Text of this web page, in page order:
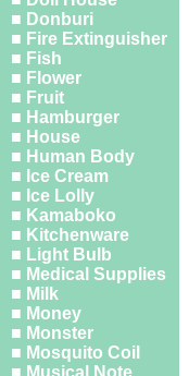
■ Donburi
■ Fire Extinguisher
■ Fish
■ Flower
■ Fruit
■ Hamburger
■ House
■ Human Body
■ Ice Cream
■ Ice Lolly
■ Kamaboko
■ Kitchenware
■ Light Bulb
■ Medical Supplies
■ Milk
■ Money
■ Monster
■ Mosquito Coil
■ Musical Note